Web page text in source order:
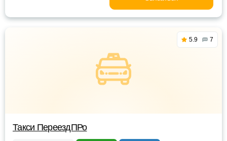
5.9 7
Такси ПереездПРо